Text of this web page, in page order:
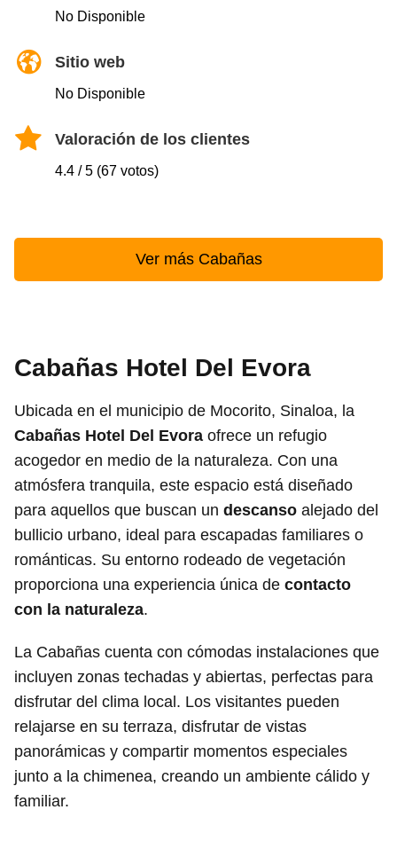
No Disponible
Sitio web
No Disponible
Valoración de los clientes
4.4 / 5 (67 votos)
Ver más Cabañas
Cabañas Hotel Del Evora
Ubicada en el municipio de Mocorito, Sinaloa, la
Cabañas Hotel Del Evora ofrece un refugio
acogedor en medio de la naturaleza. Con una
atmósfera tranquila, este espacio está diseñado
para aquellos que buscan un descanso alejado del
bullicio urbano, ideal para escapadas familiares o
románticas. Su entorno rodeado de vegetación
proporciona una experiencia única de contacto
con la naturaleza.
La Cabañas cuenta con cómodas instalaciones que
incluyen zonas techadas y abiertas, perfectas para
disfrutar del clima local. Los visitantes pueden
relajarse en su terraza, disfrutar de vistas
panorámicas y compartir momentos especiales
junto a la chimenea, creando un ambiente cálido y
familiar.